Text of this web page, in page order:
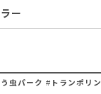
ー
虫パーク #トランポリン